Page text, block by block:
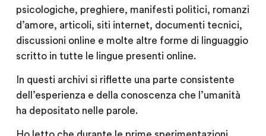
psicologiche, preghiere, manifesti politici, romanzi
d’amore, articoli, siti internet, documenti tecnici,
discussioni online e molte altre forme di linguaggio
scritto in tutte le lingue presenti online.
In questi archivi si riflette una parte consistente
dell’esperienza e della conoscenza che l’umanità
ha depositato nelle parole.